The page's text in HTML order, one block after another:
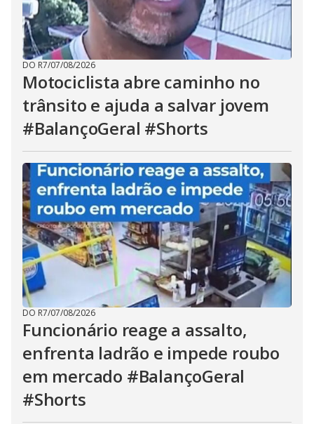
DO R7/07/08/2026
Motociclista abre caminho no
trânsito e ajuda a salvar jovem
#BalançoGeral #Shorts
DO R7/07/08/2026
Funcionário reage a assalto,
enfrenta ladrão e impede roubo
em mercado #BalançoGeral
#Shorts